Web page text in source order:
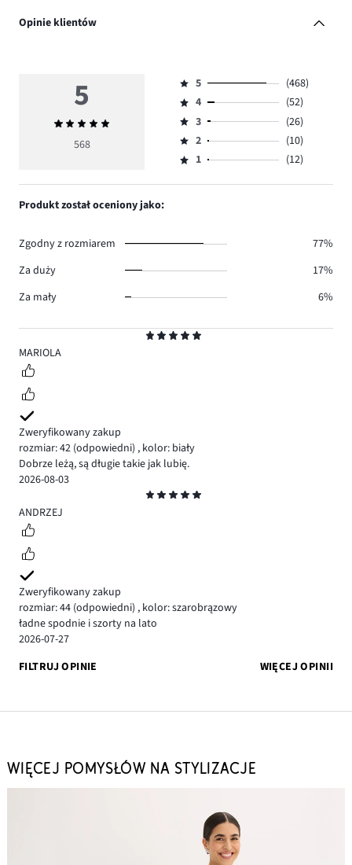
Opinie klientów
5
MARIOLA
Zweryfikowany zakup
rozmiar: 42 (odpowiedni) , kolor: biały
Dobrze leżą, są długie takie jak lubię.
2026-08-03
5
ANDRZEJ
Zweryfikowany zakup
rozmiar: 44 (odpowiedni) , kolor: szarobrązowy
ładne spodnie i szorty na lato
2026-07-27
FILTRUJ OPINIE
WIĘCEJ OPINII
5
Średnia
ocena
568
Ocena
5,
ilość
głosów
468.
5
(468)
Ocena
4,
ilość
głosów
4
(52)
Ocena
3,
ilość
3
(26)
Ocena
2,
2
(10)
Ocena
1,
1 (12)
Produkt został oceniony jako:
Zgodny z rozmiarem
77%
Za duży
17%
Za mały
6%
WIĘCEJ POMYSŁÓW NA STYLIZACJE